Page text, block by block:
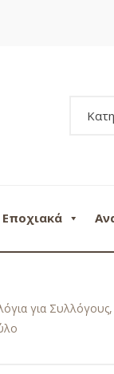
Εποχιακά
για